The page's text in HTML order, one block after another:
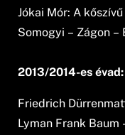
Jókai Mór: A
Somogyi – Zágon –
2013/2014-es évad:
Friedrich
Lyman Frank Baum